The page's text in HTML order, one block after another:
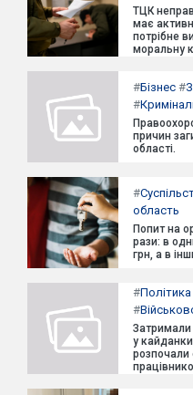
ТЦК
має
потрібне
моральну
#Бізнес #
#
причин
області.
#
область
Попит на
рази: в
грн, а в
#Політика
#
Затримали
у